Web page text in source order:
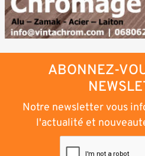
ABONNEZ-
Notre newsletter vous
l'actualité et